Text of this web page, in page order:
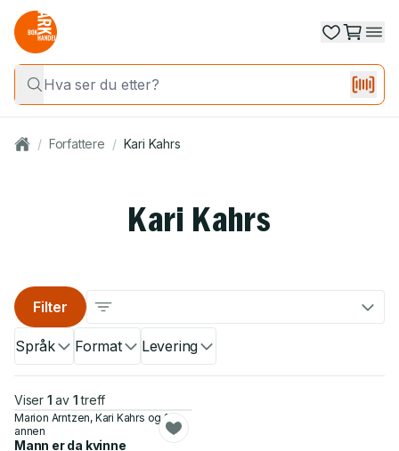
/ Forfattere / Kari Kahrs
Kari Kahrs
Språk Format Levering
Filter
Viser 1 av 1 treff
Marion Arntzen, Kari Kahrs og 1
annen
Mann er da kvinne